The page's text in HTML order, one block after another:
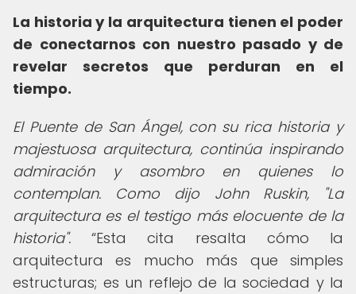
La historia y la arquitectura tienen el poder
de conectarnos con nuestro pasado y de
revelar secretos que perduran en el
tiempo.
El Puente de San Ángel, con su rica historia y
majestuosa arquitectura, continúa inspirando
admiración y asombro en quienes lo
contemplan. Como dijo John Ruskin, "La
arquitectura es el testigo más elocuente de la
historia".
Esta cita resalta cómo la
arquitectura es mucho más que simples
estructuras; es un reflejo de la sociedad y la